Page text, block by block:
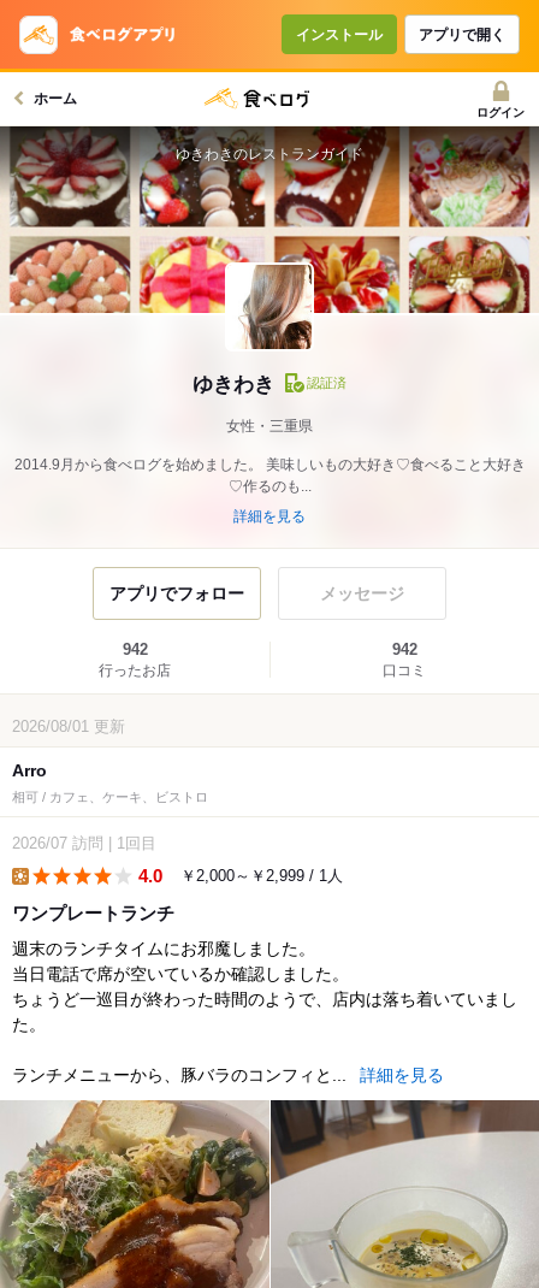
インストール アプリで開く
ホーム
ログイン
ゆきわき 認証済
女性・三重県
2014.9月から食べログを始めました。 美味しいもの大好き♡食べること大好き
♡作るのも...
詳細を見る
ゆきわきのレストランガイド
アプリでフォロー メッセージ
942
行ったお店
942
口コミ
2026/08/01 更新
Arro
相可 / カフェ、ケーキ、ビストロ
2026/07 訪問 1回目
4.0 ￥2,000～￥2,999 / 1人
ワンプレートランチ
週末のランチタイムにお邪魔しました。
当日電話で席が空いているか確認しました。
ちょうど一巡目が終わった時間のようで、店内は落ち着いていまし
た。
ランチメニューから、豚バラのコンフィと... 詳細を見る